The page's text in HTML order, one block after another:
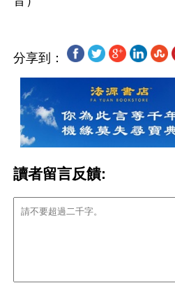
分享到：
讀者留言反饋: